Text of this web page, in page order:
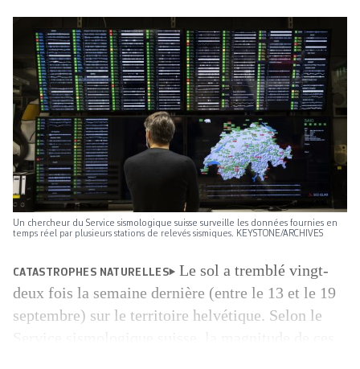
Un chercheur du Service sismologique suisse surveille les données fournies en
temps réel par plusieurs stations de relevés sismiques. KEYSTONE/ARCHIVES
CATASTROPHES NATURELLES
Le sol a tremblé vingt-
deux fois la semaine dernière (entre le 13 et le 19
septembre) sur le territoire helvétique. Selon le